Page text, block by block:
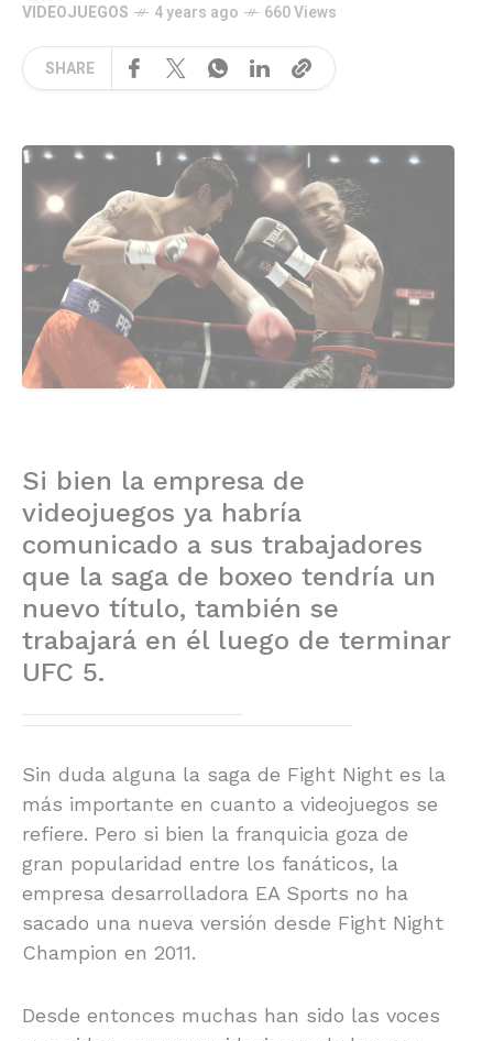
VIDEOJUEGOS
4 years ago 660 Views
SHARE
Si bien la empresa de
videojuegos ya habría
comunicado a sus trabajadores
que la saga de boxeo tendría un
nuevo título, también se
trabajará en él luego de terminar
UFC 5.
Sin duda alguna la saga de Fight Night es la
más importante en cuanto a videojuegos se
refiere. Pero si bien la franquicia goza de
gran popularidad entre los fanáticos, la
empresa desarrolladora EA Sports no ha
sacado una nueva versión desde Fight Night
Champion en 2011.
Desde entonces muchas han sido las voces